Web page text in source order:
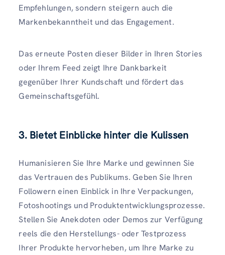
Empfehlungen, sondern steigern auch die
Markenbekanntheit und das Engagement.
Das erneute Posten dieser Bilder in Ihren Stories
oder Ihrem Feed zeigt Ihre Dankbarkeit
gegenüber Ihrer Kundschaft und fördert das
Gemeinschaftsgefühl.
3. Bietet Einblicke hinter die Kulissen
Humanisieren Sie Ihre Marke und gewinnen Sie
das Vertrauen des Publikums. Geben Sie Ihren
Followern einen Einblick in Ihre Verpackungen,
Fotoshootings und Produktentwicklungsprozesse.
Stellen Sie Anekdoten oder Demos zur Verfügung
reels die den Herstellungs- oder Testprozess
Ihrer Produkte hervorheben, um Ihre Marke zu